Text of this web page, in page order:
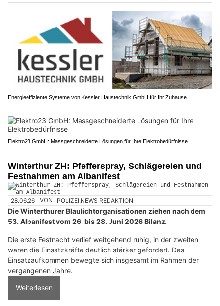
Energieeffiziente Systeme von Kessler Haustechnik GmbH für Ihr Zuhause
Elektro23 GmbH: Massgeschneiderte Lösungen für Ihre Elektrobedürfnisse
Winterthur ZH: Pfefferspray, Schlägereien und
Festnahmen am Albanifest
28.06.26 VON POLIZEI.NEWS REDAKTION
Die Winterthurer Blaulichtorganisationen ziehen nach dem
53. Albanifest vom 26. bis 28. Juni 2026 Bilanz.
Die erste Festnacht verlief weitgehend ruhig, in der zweiten
waren die Einsatzkräfte deutlich stärker gefordert. Das
Einsatzaufkommen bewegte sich insgesamt im Rahmen der
vergangenen Jahre.
Weiterlesen